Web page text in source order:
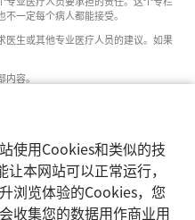
使用Cookies和类似的技
本网站可以正常运行，
浏览体验的Cookies，您
收集您的数据用作商业用
华
见
人
联
络
委
员
一定每个病人都能接受。
医生或其他专业医疗人员的建议。如果
内容。